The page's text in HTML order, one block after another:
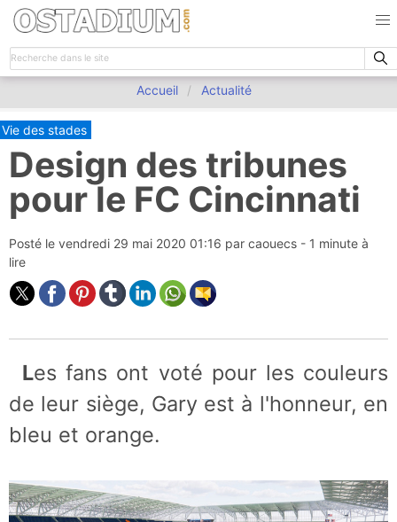
Accueil Actualité
Vie des stades
Design des tribunes
pour le FC Cincinnati
Posté le vendredi 29 mai 2020 01:16 par caouecs - 1 minute à
lire
Les fans ont voté pour les couleurs
de leur siège, Gary est à l'honneur, en
bleu et orange.